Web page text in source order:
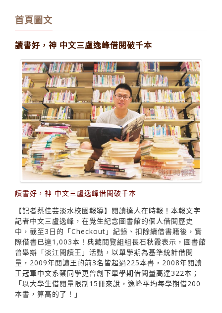
首頁圖文
讀書好，神 中文三盧逸峰借閱破千本
讀書好，神 中文三盧逸峰借閱破千本
【記者蔡佳芸淡水校園報導】閱讀達人在時報！本報文字
記者中文三盧逸峰，在覺生紀念圖書館的個人借閱歷史
中，截至3日的「Checkout」紀錄、扣除續借書籍後，實
際借書已達1,003本！典藏閱覽組組長石秋霞表示，圖書館
曾舉辦「淡江閱讀王」活動，以單學期為基準統計借閱
量，2009年閱讀王的前3名皆超過225本書，2008年閱讀
王冠軍中文系蔡同學更曾創下單學期借閱量高達322本；
「以大學生借閱量限制15冊來說，逸峰平均每學期借200
本書，算高的了！」